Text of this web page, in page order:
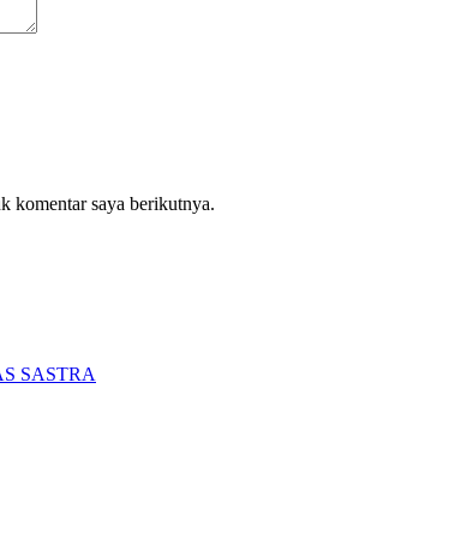
komentar saya berikutnya.
SASTRA